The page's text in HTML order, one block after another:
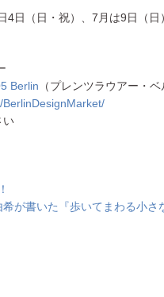
日（日・祝）、7月は9日（
Berlin （プレンツラウアー・
い
希が書いた『歩いてまわる小さ